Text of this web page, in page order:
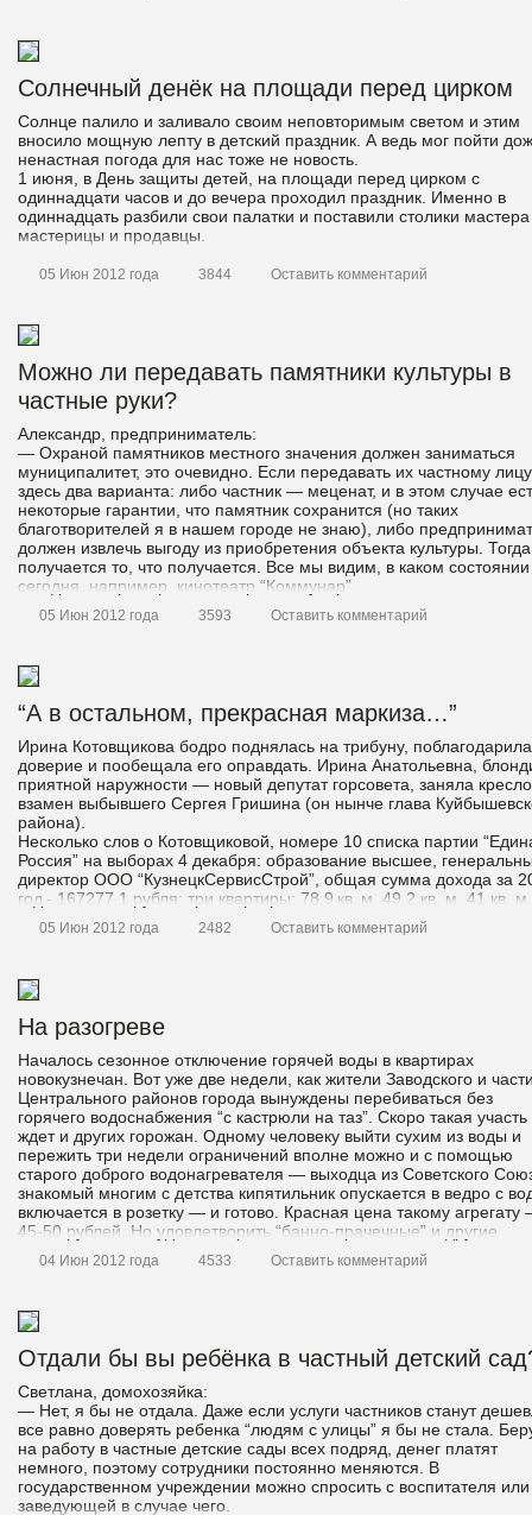
Солнечный денёк на площади перед цирком
Солнце палило и заливало своим неповторимым светом и этим
вносило мощную лепту в детский праздник. А ведь мог пойти
ненастная погода для нас тоже не новость.
1 июня, в День защиты детей, на площади перед цирком с
одиннадцати часов и до вечера проходил праздник. Именно в
одиннадцать разбили свои палатки и поставили столики
мастерицы и продавцы.
05 Июн 2012 года 3844 Оставить комментарий
Можно ли передавать памятники культуры в
частные руки?
Александр, предприниматель:
— Охраной памятников местного значения должен заниматься
муниципалитет, это очевидно. Если передавать их частному
здесь два варианта: либо частник — меценат, и в этом случае
некоторые гарантии, что памятник сохранится (но таких
благотворителей я в нашем городе не знаю), либо
должен извлечь выгоду из приобретения объекта культуры. Тогда
получается то, что получается. Все мы видим, в каком состоянии
сегодня, например, кинотеатр “Коммунар”.
05 Июн 2012 года 3593 Оставить комментарий
“А в остальном, прекрасная маркиза…”
Ирина Котовщикова бодро поднялась на трибуну,
доверие и пообещала его оправдать. Ирина Анатольевна,
приятной наружности — новый депутат горсовета, заняла кресло
взамен выбывшего Сергея Гришина (он нынче глава
района).
Несколько слов о Котовщиковой, номере 10 списка партии
Россия” на выборах 4 декабря: образование высшее,
директор ООО “КузнецкСервисСтрой”, общая сумма дохода за
год - 167277,1 рубля; три квартиры: 78,9 кв. м, 49,2 кв. м, 41 кв.
05 Июн 2012 года 2482 Оставить комментарий
На разогреве
Началось сезонное отключение горячей воды в квартирах
новокузнечан. Вот уже две недели, как жители Заводского и
Центрального районов города вынуждены перебиваться без
горячего водоснабжения “с кастрюли на таз”. Скоро такая участь
ждет и других горожан. Одному человеку выйти сухим из воды и
пережить три недели ограничений вполне можно и с помощью
старого доброго водонагревателя — выходца из Советского
знакомый многим с детства кипятильник опускается в ведро с
включается в розетку — и готово. Красная цена такому агрегату
45-50 рублей. Но удовлетворить “банно-прачечные” и другие
бытовые нужды семьи из трех-четырех человек дедушкиным
способом вряд ли удастся. Что ж, вперед в магазин за
04 Июн 2012 года 4533 Оставить комментарий
Отдали бы вы ребёнка в частный детский
Светлана, домохозяйка:
— Нет, я бы не отдала. Даже если услуги частников станут
все равно доверять ребенка “людям с улицы” я бы не стала.
на работу в частные детские сады всех подряд, денег платят
немного, поэтому сотрудники постоянно меняются. В
государственном учреждении можно спросить с воспитателя или
заведующей в случае чего.